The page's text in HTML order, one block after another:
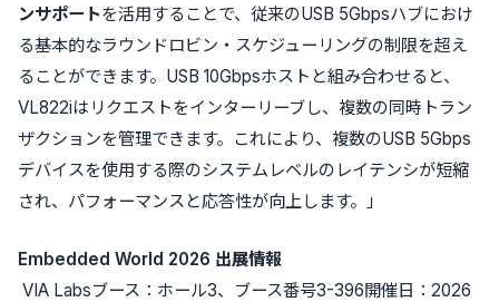
ンサポートを活用することで、従来のUSB 5Gbpsハブにおけ
る基本的なラウンドロビン・スケジューリングの制限を超え
ることができます。USB 10Gbpsホストと組み合わせると、
VL822iはリクエストをインターリーブし、複数の同時トラン
ザクションを管理できます。これにより、複数のUSB 5Gbps
デバイスを使用する際のシステムレベルのレイテンシが短縮
され、パフォーマンスと応答性が向上します。」
Embedded World 2026 出展情報
VIA Labsブース：ホール3、ブース番号3-396開催日：2026